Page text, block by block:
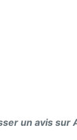
un avis